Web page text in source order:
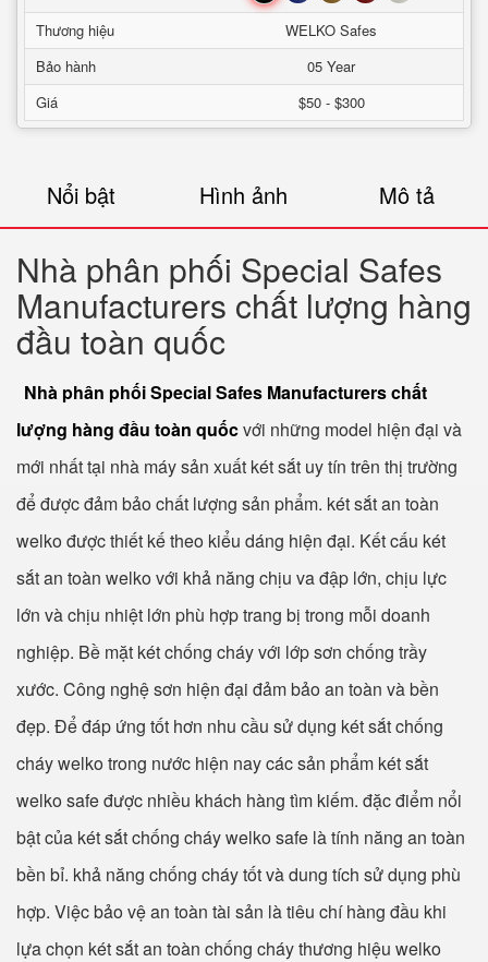
Thương hiệu
WELKO Safes
Bảo hành
05 Year
Giá
$50 - $300
Nổi bật Hình ảnh Mô tả
Nhà phân phối Special Safes
Manufacturers chất lượng hàng
đầu toàn quốc
Nhà phân phối Special Safes Manufacturers chất
lượng hàng đầu toàn quốcvới những model hiện đại và
mới nhất tại nhà máy sản xuất két sắt uy tín trên thị trường
để được đảm bảo chất lượng sản phẩm. két sắt an toàn
welko được thiết kế theo kiểu dáng hiện đại. Kết cấu két
sắt an toàn welko với khả năng chịu va đập lớn, chịu lực
lớn và chịu nhiệt lớn phù hợp trang bị trong mỗi doanh
nghiệp. Bề mặt két chống cháy với lớp sơn chống trầy
xước. Công nghệ sơn hiện đại đảm bảo an toàn và bền
đẹp. Để đáp ứng tốt hơn nhu cầu sử dụng két sắt chống
cháy welko trong nước hiện nay các sản phẩm két sắt
welko safe được nhiều khách hàng tìm kiếm. đặc điểm nổi
bật của két sắt chống cháy welko safe là tính năng an toàn
bền bỉ. khả năng chống cháy tốt và dung tích sử dụng phù
hợp. Việc bảo vệ an toàn tài sản là tiêu chí hàng đầu khi
lựa chọn két sắt an toàn chống cháy thương hiệu welko